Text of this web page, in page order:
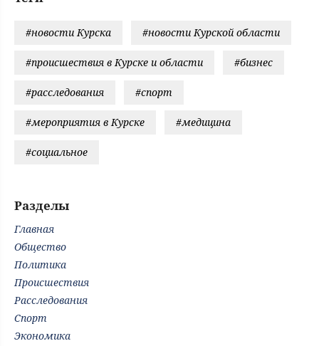
#новости Курска #новости Курской области
#происшествия в Курске и области #бизнес
#расследования #спорт
#мероприятия в Курске #медицина
#социальное
Разделы
Главная
Общество
Политика
Происшествия
Расследования
Спорт
Экономика